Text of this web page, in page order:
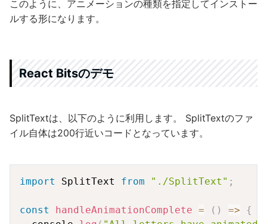
このように、アニメーションの種類を指定してインストー
ルする形になります。
React Bitsのデモ
SplitTextは、以下のように利用します。 SplitTextのファ
イル自体は200行近いコードとなっています。
import SplitText from "./SplitText" ;
const handleAnimationComplete = ( ) =>
{